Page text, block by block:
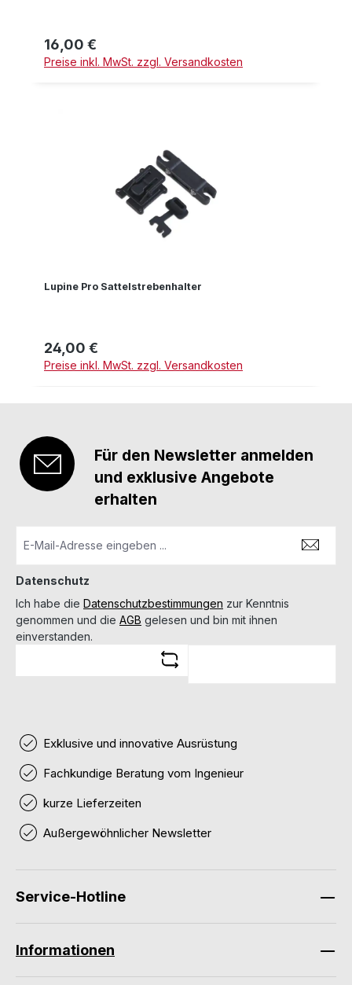
Regulärer Preis:
16,00 €
Preise inkl. MwSt. zzgl. Versandkosten
Lupine Pro Sattelstrebenhalter
Regulärer Preis:
24,00 €
Preise inkl. MwSt. zzgl. Versandkosten
Für den Newsletter anmelden
und exklusive Angebote
erhalten
Datenschutz
Ich habe die Datenschutzbestimmungen zur Kenntnis
genommen und die AGB gelesen und bin mit ihnen
einverstanden.
Exklusive und innovative Ausrüstung
Fachkundige Beratung vom Ingenieur
kurze Lieferzeiten
Außergewöhnlicher Newsletter
Service-Hotline
Informationen